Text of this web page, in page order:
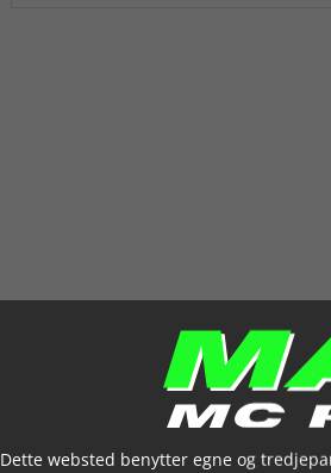
Dette websted benytter egne og